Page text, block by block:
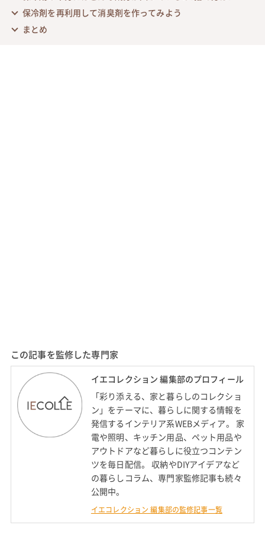
保冷剤を再利用して消臭剤を作ってみよう
まとめ
この記事を監修した専門家
イエコレクション 編集部のプロフィール
「彩り添える、家と暮らしのコレクショ
ン」をテーマに、暮らしに関する情報を
発信するインテリア系WEBメディア。 家
電や照明、キッチン用品、ペット用品や
アウトドアなど暮らしに役立つコンテン
ツを毎日配信。 収納やDIYアイデアなど
の暮らしコラム、専門家監修記事も続々
公開中。
イエコレクション 編集部の監修記事一覧